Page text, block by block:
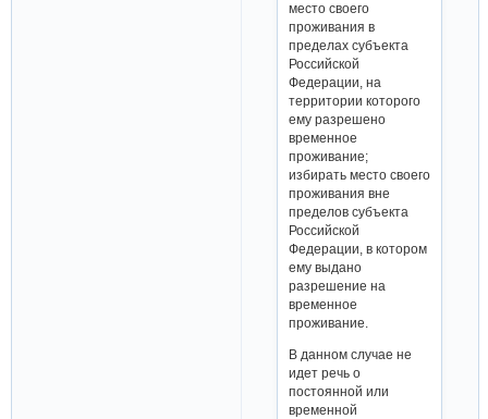
место своего
проживания в
пределах субъекта
Российской
Федерации, на
территории которого
ему разрешено
временное
проживание;
избирать место своего
проживания вне
пределов субъекта
Российской
Федерации, в котором
ему выдано
разрешение на
временное
проживание.
В данном случае не
идет речь о
постоянной или
временной